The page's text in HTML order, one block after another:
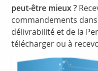
peut-être mieux ?
commandements
délivrabilité et de la
télécharger ou à